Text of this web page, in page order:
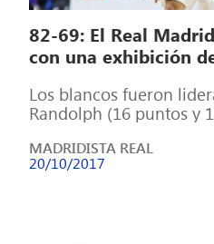
82-69: El Real
con una exhibición
Los blancos fueron
Randolph (16 puntos y
MADRIDISTA REAL
20/10/2017